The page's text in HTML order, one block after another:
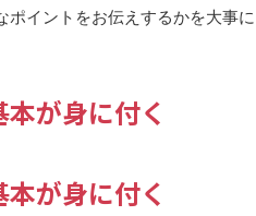
イントをお伝えするかを大事に
が身に付く
が身に付く